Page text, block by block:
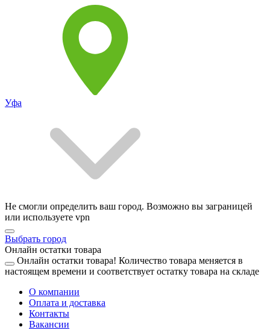
Уфа
Не смогли определить ваш город. Возможно вы заграницей
или используете vpn
Выбрать город
Онлайн остатки товара
Онлайн остатки товара! Количество товара меняется в
настоящем времени и соответствует остатку товара на складе
О компании
Оплата и доставка
Контакты
Вакансии